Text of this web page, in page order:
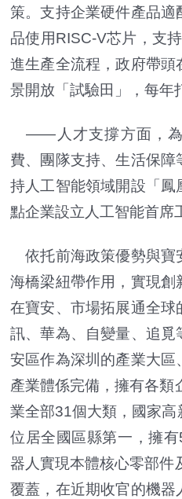
策。支持企業硬件產品適
品使用RISC-V芯片，支
進生產全流程，政府帶
景開放「試驗田」，每年
——人才支撐方面，為
費、團隊支持、生活保
持人工智能領域開設「鳳
點企業設立人工智能首席
依托前海政策優勢與寶
海橋梁紐帶作用，實現
在寶安、市場拓展通全球
訊、華為、自變量、追覓
安區作為深圳的產業大區
產業體係完備，擁有各類
業全部31個大類，國家
位居全國區縣第一，擁
器人實現本體核心零部件
覆蓋，在近期收官的機